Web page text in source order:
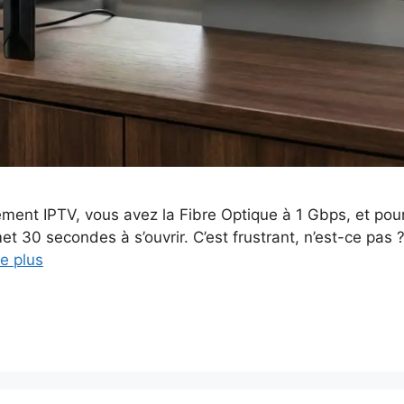
IPTV, vous avez la Fibre Optique à 1 Gbps, et
30 secondes à s’ouvrir. C’est frustrant, n’est-ce
plus